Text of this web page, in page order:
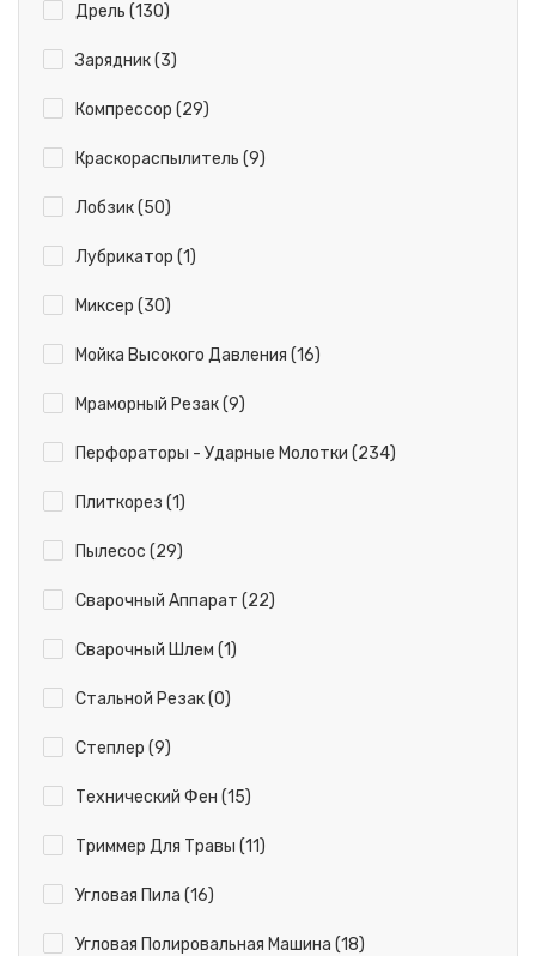
Дрель (130)
Зарядник (3)
Компрессор (29)
Краскораспылитель (9)
Лобзик (50)
Лубрикатор (1)
Миксер (30)
Мойка Высокого Давления (16)
Мраморный Резак (9)
Перфораторы - Ударные Молотки (234)
Плиткорез (1)
Пылесос (29)
Сварочный Аппарат (22)
Сварочный Шлем (1)
Стальной Резак (0)
Степлер (9)
Технический Фен (15)
Триммер Для Травы (11)
Угловая Пила (16)
Угловая Полировальная Машина (18)